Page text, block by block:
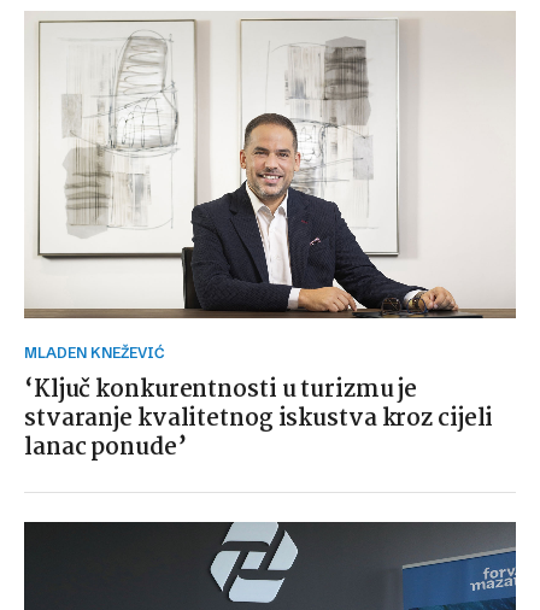
MLADEN KNEŽEVIĆ
‘Ključ konkurentnosti u turizmu je
stvaranje kvalitetnog iskustva kroz cijeli
lanac ponude’